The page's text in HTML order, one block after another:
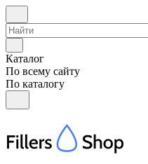
Каталог
По всему сайту
По каталогу